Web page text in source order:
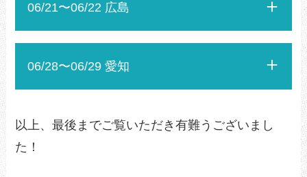
06/21〜06/22 広島
06/28〜06/29 愛知
以上、最後までご覧いただき有難うございまし
た！